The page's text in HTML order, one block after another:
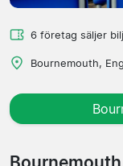
6 företag säljer
Bournemouth,